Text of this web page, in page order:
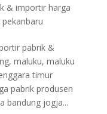
& importir harga
pabrik &
maluku, maluku
timur
pabrik produsen
bandung jogja...